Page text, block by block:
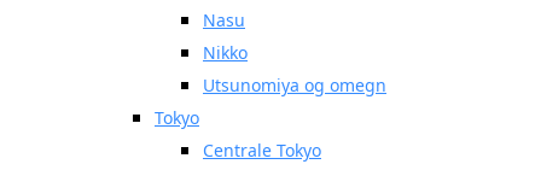
Nasu
Nikko
Utsunomiya og omegn
Tokyo
Centrale Tokyo